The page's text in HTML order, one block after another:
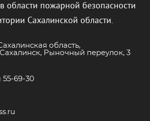
области пожарной безопасности
Сахалинской области.
область,
Рыночный переулок, 3
55-69-30